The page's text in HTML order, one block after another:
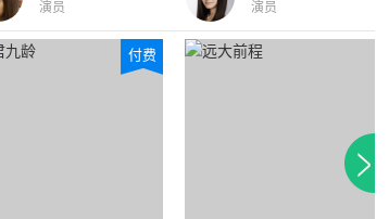
演员 演员
付费